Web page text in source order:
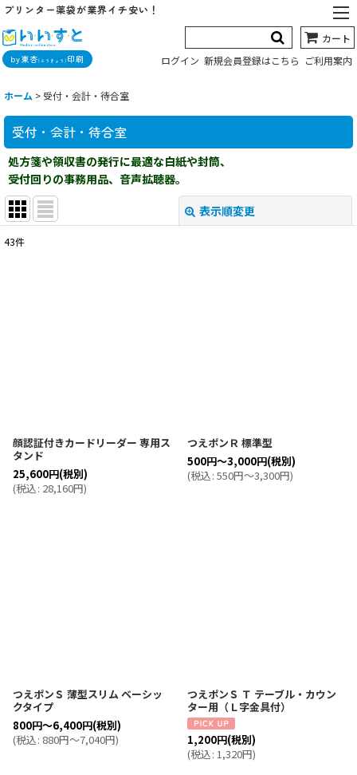
プリンター薬袋が業界イチ安い！
by東杏(とうきょう) 印刷
カート
ログイン 新規会員登録はこちら ご利用案内
ホーム > 受付・会計・待合室
受付・会計・待合室
処方箋や領収書の発行に最適な白紙や封筒、
受付回りの事務用品、音声拡聴器。
表示順変更
サブカテゴリ
43件
顔認証付きカードリーダー 専用ス
タンド
25,600円(税別)
(税込: 28,160円)
つえポンＲ 標準型
500円～3,000円(税別)
(税込: 550円～3,300円)
つえポンＳ 薄型スリム ベーシッ
クタイプ
800円～6,400円(税別)
(税込: 880円～7,040円)
つえポンＳ Ｔ テーブル・カウン
ター用（Ｌ字金具付）
1,200円(税別)
(税込: 1,320円)